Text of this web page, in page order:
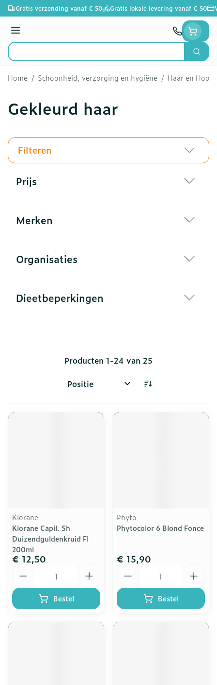
Ga naar de inhoud
Gratis verzending vanaf € 50 Gratis lokale levering vanaf € 50
Menu
Product, merk, categorie...
Zoek
Home / Schoonheid, verzorging en hygiëne / Haar en Hoofd
Gekleurd haar
Filteren
Prijs
Merken
Organisaties
Dieetbeperkingen
Producten 1-24 van 25
Sorteer op:
Klorane
Klorane Capil. Sh
Duizendguldenkruid Fl
200ml
€ 12,50
Bestel
Phyto
Phytocolor 6 Blond Fonce
€ 15,90
Bestel